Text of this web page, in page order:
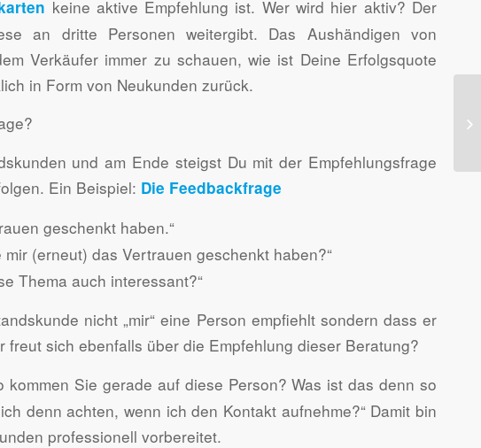
keine aktive Empfehlung ist. Wer wird hier aktiv? Der
an dritte Personen weitergibt. Das Aushändigen von
Verkäufer immer zu schauen, wie ist Deine Erfolgsquote
in Form von Neukunden zurück.
und am Ende steigst Du mit der Empfehlungsfrage
Ein Beispiel: Die Feedbackfrage
geschenkt haben.“
(erneut) das Vertrauen geschenkt haben?“
Thema auch interessant?“
nicht „mir“ eine Person empfiehlt sondern dass er
freut sich ebenfalls über die Empfehlung dieser Beratung?
kommen Sie gerade auf diese Person? Was ist das denn so
denn achten, wenn ich den Kontakt aufnehme?“ Damit bin
professionell vorbereitet.